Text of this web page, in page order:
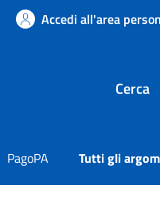
Accedi all'area
Cerca
PagoPA Tutti gli